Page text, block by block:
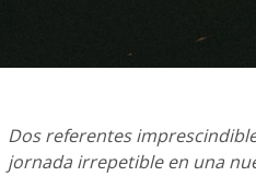
Dos referentes
jornada irrepetible en una